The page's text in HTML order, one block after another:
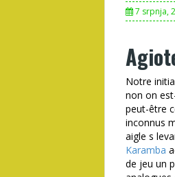
7 srpnja,
Notre
non on
peut-être
inconnus
aigle s
Karamba
de jeu un